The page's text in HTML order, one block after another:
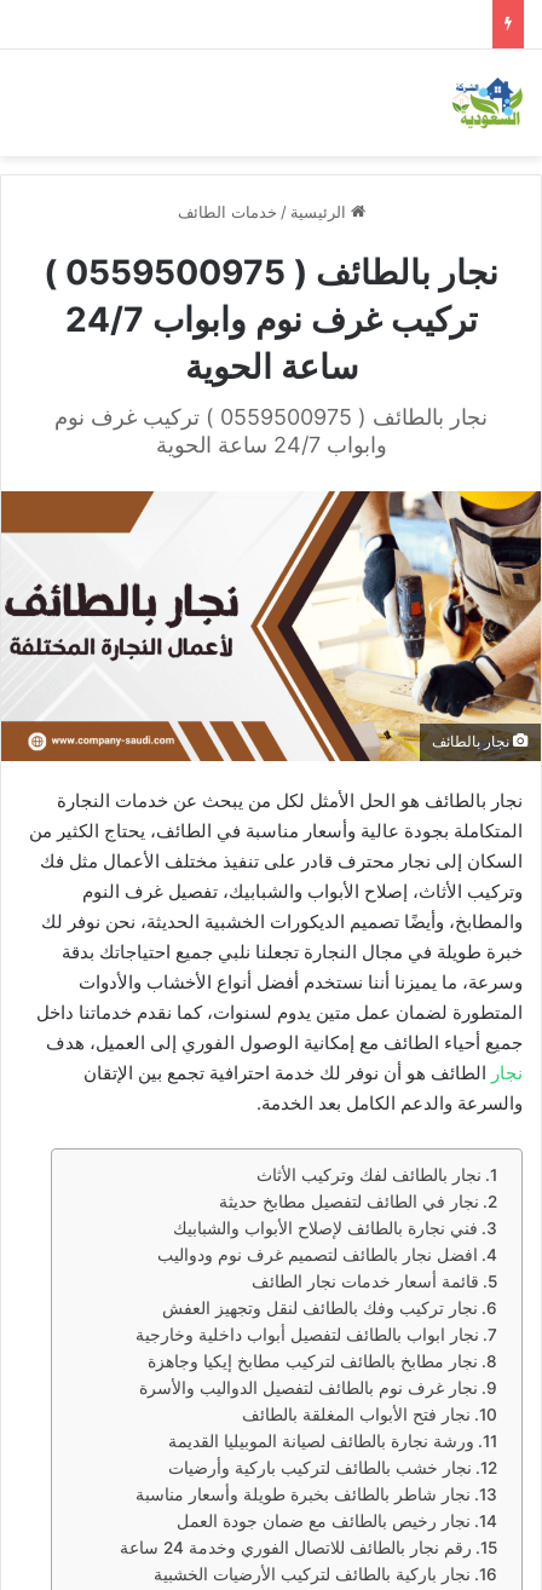
الرئيسية / خدمات الطائف
نجار بالطائف ( 0559500975 )
تركيب غرف نوم وابواب 24/7
ساعة الحوية
نجار بالطائف ( 0559500975 ) تركيب غرف نوم
وابواب 24/7 ساعة الحوية
نجار بالطائف
نجار بالطائف هو الحل الأمثل لكل من يبحث عن خدمات النجارة
المتكاملة بجودة عالية وأسعار مناسبة في الطائف، يحتاج الكثير من
السكان إلى نجار محترف قادر على تنفيذ مختلف الأعمال مثل فك
وتركيب الأثاث، إصلاح الأبواب والشبابيك، تفصيل غرف النوم
والمطابخ، وأيضًا تصميم الديكورات الخشبية الحديثة، نحن نوفر لك
خبرة طويلة في مجال النجارة تجعلنا نلبي جميع احتياجاتك بدقة
وسرعة، ما يميزنا أننا نستخدم أفضل أنواع الأخشاب والأدوات
المتطورة لضمان عمل متين يدوم لسنوات، كما نقدم خدماتنا داخل
جميع أحياء الطائف مع إمكانية الوصول الفوري إلى العميل، هدف
نجار الطائف هو أن نوفر لك خدمة احترافية تجمع بين الإتقان
والسرعة والدعم الكامل بعد الخدمة.
نجار بالطائف لفك وتركيب الأثاث
نجار في الطائف لتفصيل مطابخ حديثة
فني نجارة بالطائف لإصلاح الأبواب والشبابيك
افضل نجار بالطائف لتصميم غرف نوم ودواليب
قائمة أسعار خدمات نجار الطائف
نجار تركيب وفك بالطائف لنقل وتجهيز العفش
نجار ابواب بالطائف لتفصيل أبواب داخلية وخارجية
نجار مطابخ بالطائف لتركيب مطابخ إيكيا وجاهزة
نجار غرف نوم بالطائف لتفصيل الدواليب والأسرة
نجار فتح الأبواب المغلقة بالطائف
ورشة نجارة بالطائف لصيانة الموبيليا القديمة
نجار خشب بالطائف لتركيب باركية وأرضيات
نجار شاطر بالطائف بخبرة طويلة وأسعار مناسبة
نجار رخيص بالطائف مع ضمان جودة العمل
رقم نجار بالطائف للاتصال الفوري وخدمة 24 ساعة
نجار باركية بالطائف لتركيب الأرضيات الخشبية